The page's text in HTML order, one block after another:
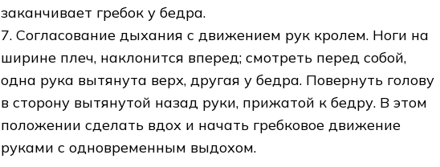
заканчивает гребок у бедра.
7. Согласование дыхания с движением рук кролем. Ноги на
ширине плеч, наклонится вперед; смотреть перед собой,
одна рука вытянута верх, другая у бедра. Повернуть голову
в сторону вытянутой назад руки, прижатой к бедру. В этом
положении сделать вдох и начать гребковое движение
руками с одновременным выдохом.